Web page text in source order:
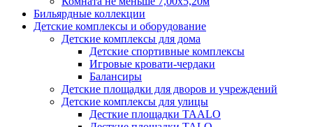
Бильярдные коллекции
Детские комплексы и оборудование
Детские комплексы для дома
Детские спортивные комплексы
Игровые кровати-чердаки
Балансиры
Детские площадки для дворов и учреждений
Детские комплексы для улицы
Десткие площадки TAALO